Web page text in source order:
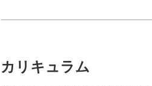
カリキュラム